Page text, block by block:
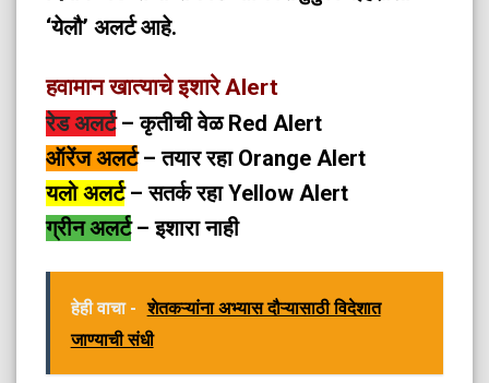
‘येलौ’ अलर्ट आहे.
हवामान खात्याचे इशारे Alert
रेड अलर्ट– कृतीची वेळ Red Alert
ऑरेंज अलर्ट– तयार रहा Orange Alert
यलो अलर्ट– सतर्क रहा Yellow Alert
ग्रीन अलर्ट– इशारा नाही
हेही वाचा - शेतकऱ्यांना अभ्यास दौऱ्यासाठी विदेशात
जाण्याची संधी